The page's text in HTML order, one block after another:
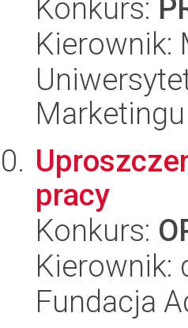
Konkurs:
Kierownik:
Marketingu
pracy
Konkurs:
Kierownik:
Fundacja